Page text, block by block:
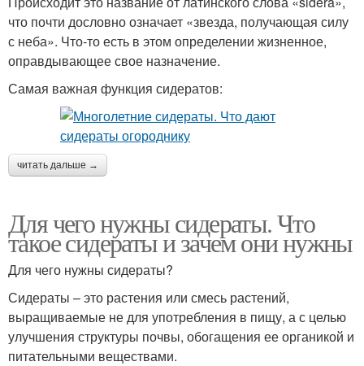
что почти дословно означает «звезда, получающая силу
с неба». Что-то есть в этом определении жизненное,
оправдывающее свое назначение.
Самая важная функция сидератов:
читать дальше →
Для чего нужны сидераты. Что
такое сидераты и зачем они нужны
Для чего нужны сидераты?
Сидераты – это растения или смесь растений,
выращиваемые не для употребления в пищу, а с целью
улучшения структуры почвы, обогащения ее органикой и
питательными веществами.